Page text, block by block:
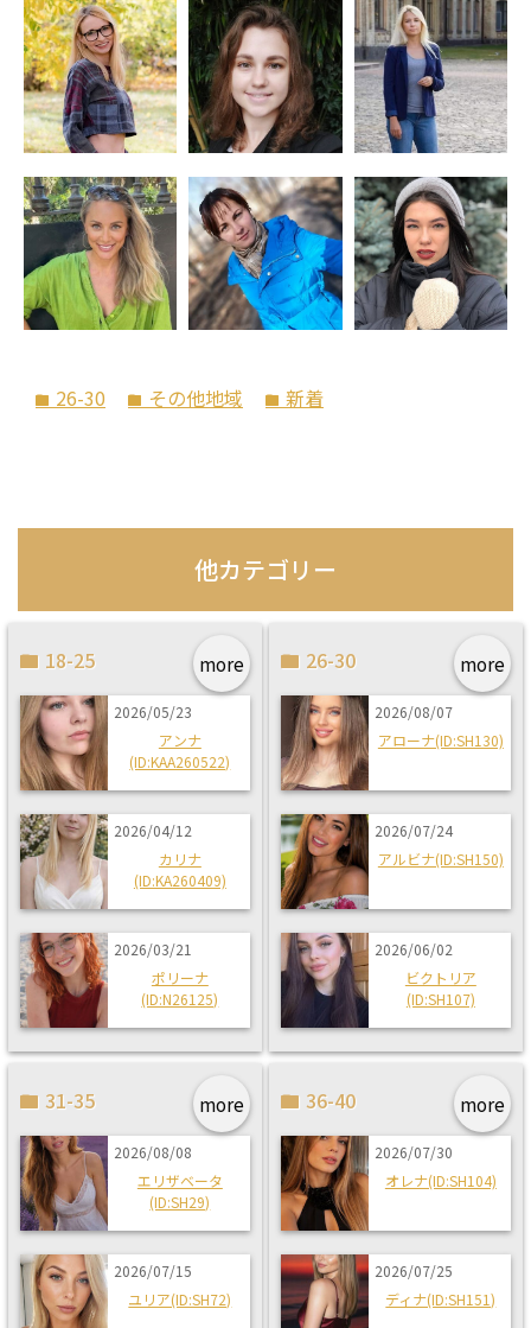
folder 26-30 folder その他地域 folder 新着
他カテゴリー
more
18-25
2026/05/23
アンナ
(ID:KAA260522)
2026/04/12
カリナ
(ID:KA260409)
2026/03/21
ポリーナ
(ID:N26125)
more
26-30
2026/08/07
アローナ(ID:SH130)
2026/07/24
アルビナ(ID:SH150)
2026/06/02
ビクトリア
(ID:SH107)
more
31-35
2026/08/08
エリザベータ
(ID:SH29)
2026/07/15
ユリア(ID:SH72)
more
36-40
2026/07/30
オレナ(ID:SH104)
2026/07/25
ディナ(ID:SH151)